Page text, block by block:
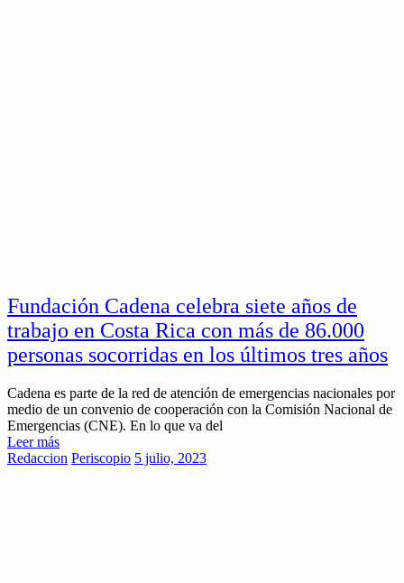
Fundación Cadena celebra siete años de
trabajo en Costa Rica con más de 86.000
personas socorridas en los últimos tres años
Cadena es parte de la red de atención de emergencias nacionales por
medio de un convenio de cooperación con la Comisión Nacional de
Emergencias (CNE). En lo que va del
Leer más
Redaccion Periscopio 5 julio, 2023